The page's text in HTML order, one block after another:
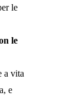
le
le
a vita
e